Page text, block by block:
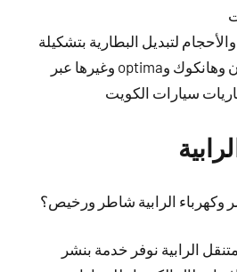
لتبديل البطارية بتشكيلة
من البطاريات ميشلان وهانكوك وoptima وغيرها عبر
سيارات الكويت
وكهرباء الرابية شاطر ورخيص؟
الرابية نوفر خدمة بنشر